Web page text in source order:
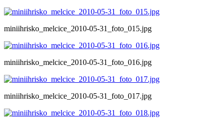
miniihrisko_melcice_2010-05-31_foto_015.jpg
miniihrisko_melcice_2010-05-31_foto_016.jpg
miniihrisko_melcice_2010-05-31_foto_017.jpg